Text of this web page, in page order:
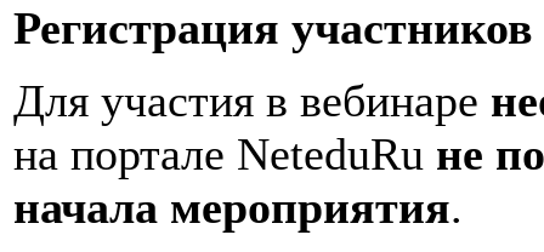
Регистрация
Для участия в вебинаре
на портале NeteduRu не
начала мероприятия.